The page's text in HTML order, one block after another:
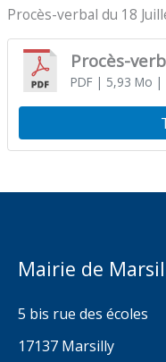
Procès-verbal du 18
Procès-
PDF| 5,93 Mo |
Mairie de
5 bis rue des écoles
17137 Marsilly